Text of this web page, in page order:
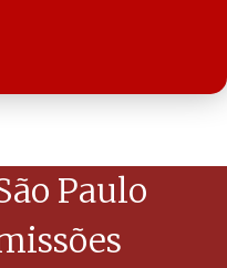
Paulo